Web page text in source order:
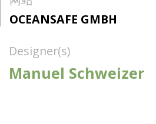
OCEANSAFE GMBH
Designer(s)
Manuel Schweizer